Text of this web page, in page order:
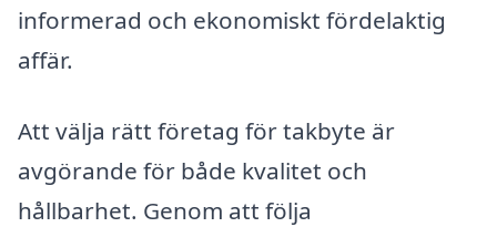
informerad och ekonomiskt fördelaktig
affär.
Att välja rätt företag för takbyte är
avgörande för både kvalitet och
hållbarhet. Genom att följa